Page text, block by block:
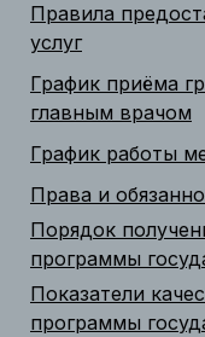
Правила
услуг
График приёма
главным врачом
График работы
Права и
Порядок
программы
Показатели
программы